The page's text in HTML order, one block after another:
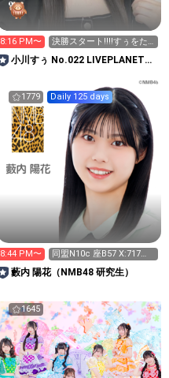
8:16 PM〜
決勝スタート‼️‼️すぅをた
すぅけて‼️‼️
小川すぅ No.022 LIVEPLANET新
1779 Daily 125 days
8:44 PM〜
同盟N10c 座B57 X:717
Y:105
藪内 陽花（NMB48 研究生）
1645